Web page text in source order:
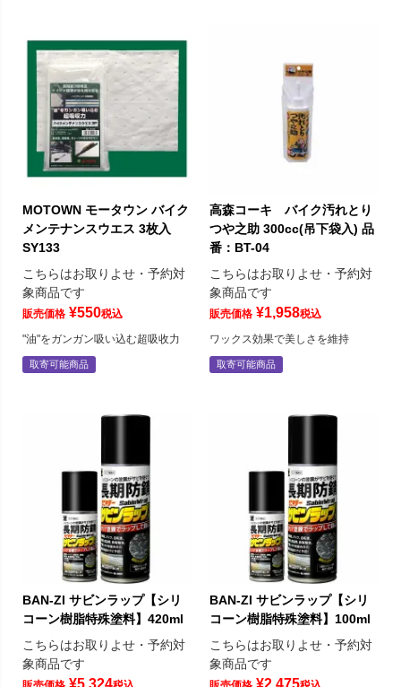
MOTOWN モータウン バイク
メンテナンスウエス 3枚入
SY133
こちらはお取りよせ・予約対
象商品です
販売価格 ¥550税込
"油"をガンガン吸い込む超吸收力
取寄可能商品
高森コーキ バイク汚れとり
つや之助 300cc(吊下袋入) 品
番：BT-04
こちらはお取りよせ・予約対
象商品です
販売価格 ¥1,958税込
ワックス効果で美しさを維持
取寄可能商品
BAN-ZI サビンラップ【シリ
コーン樹脂特殊塗料】420ml
こちらはお取りよせ・予約対
象商品です
¥5,324
BAN-ZI サビンラップ【シリ
コーン樹脂特殊塗料】100ml
こちらはお取りよせ・予約対
象商品です
¥2,475